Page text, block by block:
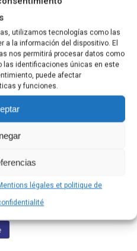
utilizamos tecnologías como las
a la información del dispositivo. El
nos permitirá procesar datos como
las identificaciones únicas en este
puede afectar
y funciones.
légales et politique de
Biogras 5L et 25L